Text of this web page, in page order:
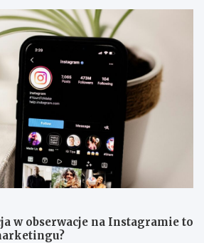
w obserwacje na Instagramie to